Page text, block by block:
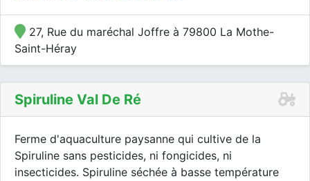
27, Rue du maréchal Joffre à 79800 La Mothe-
Saint-Héray
Spiruline Val De Ré
Ferme d'aquaculture paysanne qui cultive de la
Spiruline sans pesticides, ni fongicides, ni
insecticides. Spiruline séchée à basse température